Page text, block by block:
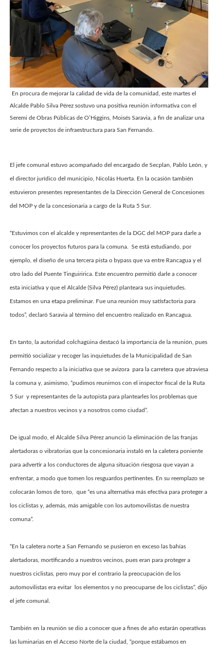
En procura de mejorar la calidad de vida de la comunidad, este martes el
Alcalde Pablo Silva Pérez sostuvo una positiva reunión informativa con el
Seremi de Obras Públicas de O’Higgins, Moisés Saravia, a fin de analizar una
serie de proyectos de infraestructura para San Fernando.
El jefe comunal estuvo acompañado del encargado de Secplan, Pablo León, y
el director jurídico del municipio, Nicolás Huerta. En la ocasión también
estuvieron presentes representantes de la Dirección General de Concesiones
del MOP y de la concesionaria a cargo de la Ruta 5 Sur.
“Estuvimos con el alcalde y representantes de la DGC del MOP para darle a
conocer los proyectos futuros para la comuna. Se está estudiando, por
ejemplo, el diseño de una tercera pista o bypass que va entre Rancagua y el
otro lado del Puente Tinguiririca. Este encuentro permitió darle a conocer
esta iniciativa y que el Alcalde (Silva Pérez) planteara sus inquietudes.
Estamos en una etapa preliminar. Fue una reunión muy satisfactoria para
todos”, declaró Saravia al término del encuentro realizado en Rancagua.
En tanto, la autoridad colchagüina destacó la importancia de la reunión, pues
permitió socializar y recoger las inquietudes de la Municipalidad de San
Fernando respecto a la iniciativa que se avizora para la carretera que atraviesa
la comuna y, asimismo, “pudimos reunirnos con el inspector fiscal de la Ruta
5 Sur y representantes de la autopista para plantearles los problemas que
afectan a nuestros vecinos y a nosotros como ciudad”.
De igual modo, el Alcalde Silva Pérez anunció la eliminación de las franjas
alertadoras o vibratorias que la concesionaria instaló en la caletera poniente
para advertir a los conductores de alguna situación riesgosa que vayan a
enfrentar, a modo que tomen los resguardos pertinentes. En su reemplazo se
colocarán lomos de toro, que “es una alternativa más efectiva para proteger a
los ciclistas y, además, más amigable con los automovilistas de nuestra
comuna”.
“En la caletera norte a San Fernando se pusieron en exceso las bahías
alertadoras, mortificando a nuestros vecinos, pues eran para proteger a
nuestros ciclistas, pero muy por el contrario la preocupación de los
automovilistas era evitar los elementos y no preocuparse de los ciclistas”, dijo
el jefe comunal.
También en la reunión se dio a conocer que a fines de año estarán operativas
las luminarias en el Acceso Norte de la ciudad, “porque estábamos en